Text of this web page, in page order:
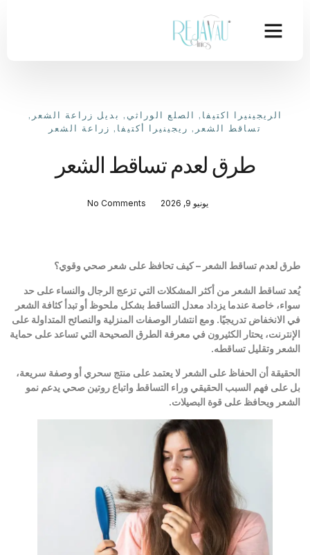
الريجينيرا اكتيفا , الصلع الوراثي , بديل زراعة الشعر ,
تساقط الشعر , ريجينيرا أكتيفا , زراعة الشعر
طرق لعدم تساقط الشعر
يونيو 9, 2026 No Comments
طرق لعدم تساقط الشعر – كيف تحافظ على شعر صحي وقوي؟
يُعد تساقط الشعر من أكثر المشكلات التي تزعج الرجال والنساء على حد
سواء، خاصة عندما يزداد معدل التساقط بشكل ملحوظ أو تبدأ كثافة الشعر
في الانخفاض تدريجيًا. ومع انتشار الوصفات المنزلية والنصائح المتداولة على
الإنترنت، يحتار الكثيرون في معرفة الطرق الصحيحة التي تساعد على حماية
الشعر وتقليل تساقطه.
الحقيقة أن الحفاظ على الشعر لا يعتمد على منتج سحري أو وصفة سريعة،
بل على فهم السبب الحقيقي وراء التساقط واتباع روتين صحي يدعم نمو
الشعر ويحافظ على قوة البصيلات.